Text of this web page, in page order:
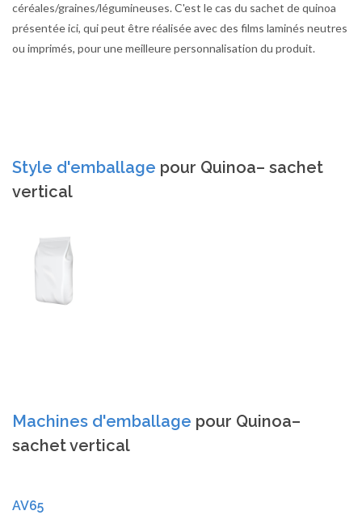
céréales/graines/légumineuses. C'est le cas du sachet de quinoa
présentée ici, qui peut être réalisée avec des films laminés neutres
ou imprimés, pour une meilleure personnalisation du produit.
Style d'emballage pour Quinoa– sachet
vertical
Machines d'emballage pour Quinoa–
sachet vertical
AV65